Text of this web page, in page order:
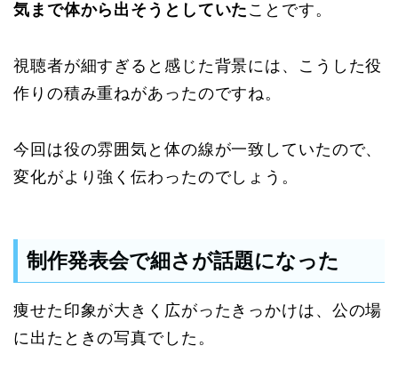
気まで体から出そうとしていた ことです。
視聴者が細すぎると感じた背景には、こうした役
作りの積み重ねがあったのですね。
今回は役の雰囲気と体の線が一致していたので、
変化がより強く伝わったのでしょう。
制作発表会で細さが話題になった
痩せた印象が大きく広がったきっかけは、公の場
に出たときの写真でした。